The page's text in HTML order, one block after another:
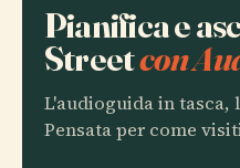
Pianifica e
Streetcon
L'audioguida in
Pensata per come